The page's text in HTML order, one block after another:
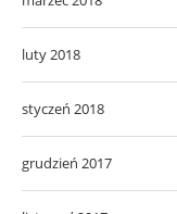
luty 2018
styczeń 2018
grudzień 2017